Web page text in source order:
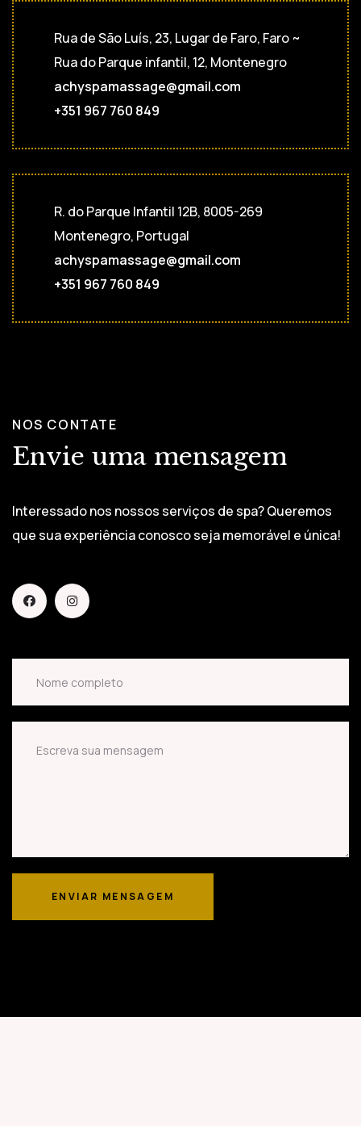
Rua de São Luís, 23, Lugar de Faro, Faro ~
Rua do Parque infantil, 12, Montenegro
achyspamassage@gmail.com
+351 967 760 849
R. do Parque Infantil 12B, 8005-269
Montenegro, Portugal
achyspamassage@gmail.com
+351 967 760 849
NOS CONTATE
Envie uma mensagem
Interessado nos nossos serviços de spa? Queremos
que sua experiência conosco seja memorável e única!
ENVIAR MENSAGEM